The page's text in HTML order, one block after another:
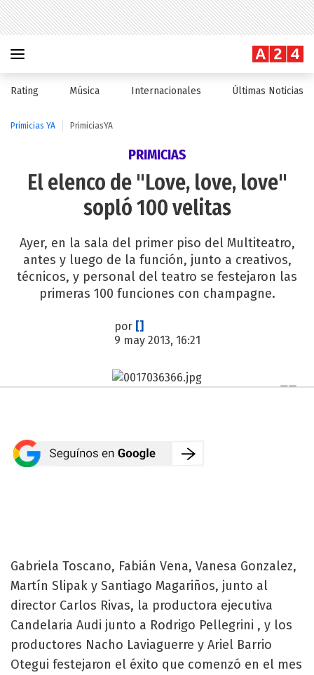
Rating Música Internacionales Últimas Noticias
Primicias YA PrimiciasYA
PRIMICIAS
El elenco de "Love, love, love"
sopló 100 velitas
Ayer, en la sala del primer piso del Multiteatro,
antes y luego de la función, junto a creativos,
técnicos, y personal del teatro se festejaron las
primeras 100 funciones con champagne.
por []
9 may 2013, 16:21
Gabriela Toscano, Fabián Vena, Vanesa Gonzalez,
Martín Slipak y Santiago Magariños, junto al
director Carlos Rivas, la productora ejecutiva
Candelaria Audi junto a Rodrigo Pellegrini , y los
productores Nacho Laviaguerre y Ariel Barrio
Otegui festejaron el éxito que comenzó en el mes